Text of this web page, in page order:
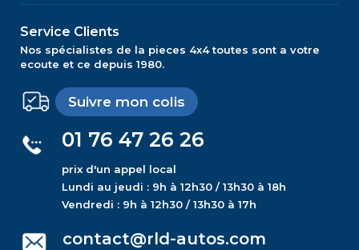
Service Clients
Nos spécialistes de la pieces 4x4 toutes sont a votre
ecoute et ce depuis 1980.
Suivre mon colis
01 76 47 26 26
prix d'un appel local
Lundi au jeudi : 9h à 12h30 / 13h30 à 18h
Vendredi : 9h à 12h30 / 13h30 à 17h
contact@rld-autos.com